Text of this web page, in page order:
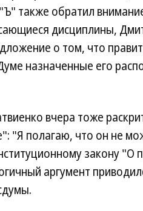
также обратил
дисциплины,
о том, что
назначенные его
вчера тоже
"Я полагаю, что он не
закону "О
аргумент